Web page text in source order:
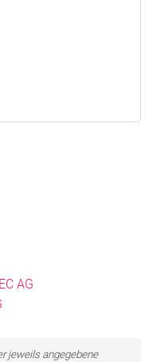
AG
jeweils angegebene